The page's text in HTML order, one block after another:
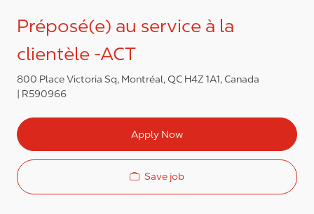
Préposé(e) au service à la
clientèle -ACT
800 Place Victoria Sq, Montréal, QC H4Z 1A1, Canada
R590966
Apply Now
Save job